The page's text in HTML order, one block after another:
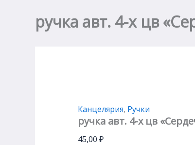
ручка авт. 4-х цв
Канцелярия, Ручки
ручка авт. 4-х цв
45,00 ₽